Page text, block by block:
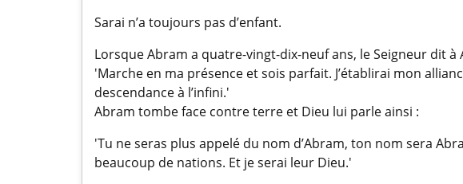
Sarai n’a toujours pas d’enfant.
Lorsque Abram a quatre-vingt-dix-neuf ans, le Seigneur dit à
'Marche en ma présence et sois parfait. J’établirai mon
descendance à l’infini.'
Abram tombe face contre terre et Dieu lui parle ainsi :
'Tu ne seras plus appelé du nom d’Abram, ton nom sera
beaucoup de nations. Et je serai leur Dieu.'